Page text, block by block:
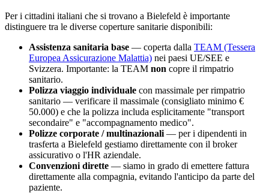
Per i cittadini italiani che si trovano a Bielefeld è importante
distinguere tra le diverse coperture sanitarie disponibili:
Assistenza sanitaria base — coperta dalla TEAM (Tessera
Europea Assicurazione Malattia) nei paesi UE/SEE e
Svizzera. Importante: la TEAM non copre il rimpatrio
sanitario.
Polizza viaggio individuale con massimale per rimpatrio
sanitario — verificare il massimale (consigliato minimo €
50.000) e che la polizza includa esplicitamente "transport
secondaire" e "accompagnamento medico".
Polizze corporate / multinazionali — per i dipendenti in
trasferta a Bielefeld gestiamo direttamente con il broker
assicurativo o l'HR aziendale.
Convenzioni dirette — siamo in grado di emettere fattura
direttamente alla compagnia, evitando l'anticipo da parte del
paziente.